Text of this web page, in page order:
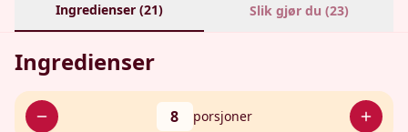
Ingredienser (21) Slik gjør du (23)
Ingredienser
8 porsjoner